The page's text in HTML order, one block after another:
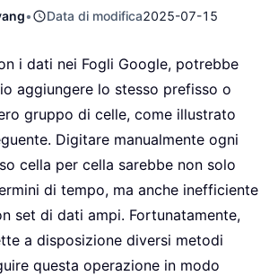
• Data di modifica2025-07-15
i dati nei Fogli Google, potrebbe
aggiungere lo stesso prefisso o
gruppo di celle, come illustrato
Digitare manualmente ogni
cella per cella sarebbe non solo
di tempo, ma anche inefficiente
set di dati ampi. Fortunatamente,
a disposizione diversi metodi
questa operazione in modo